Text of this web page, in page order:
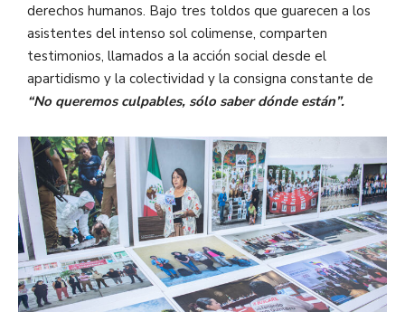
derechos humanos. Bajo tres toldos que guarecen a los
asistentes del intenso sol colimense, comparten
testimonios, llamados a la acción social desde el
apartidismo y la colectividad y la consigna constante de
“No queremos culpables, sólo saber dónde están”.